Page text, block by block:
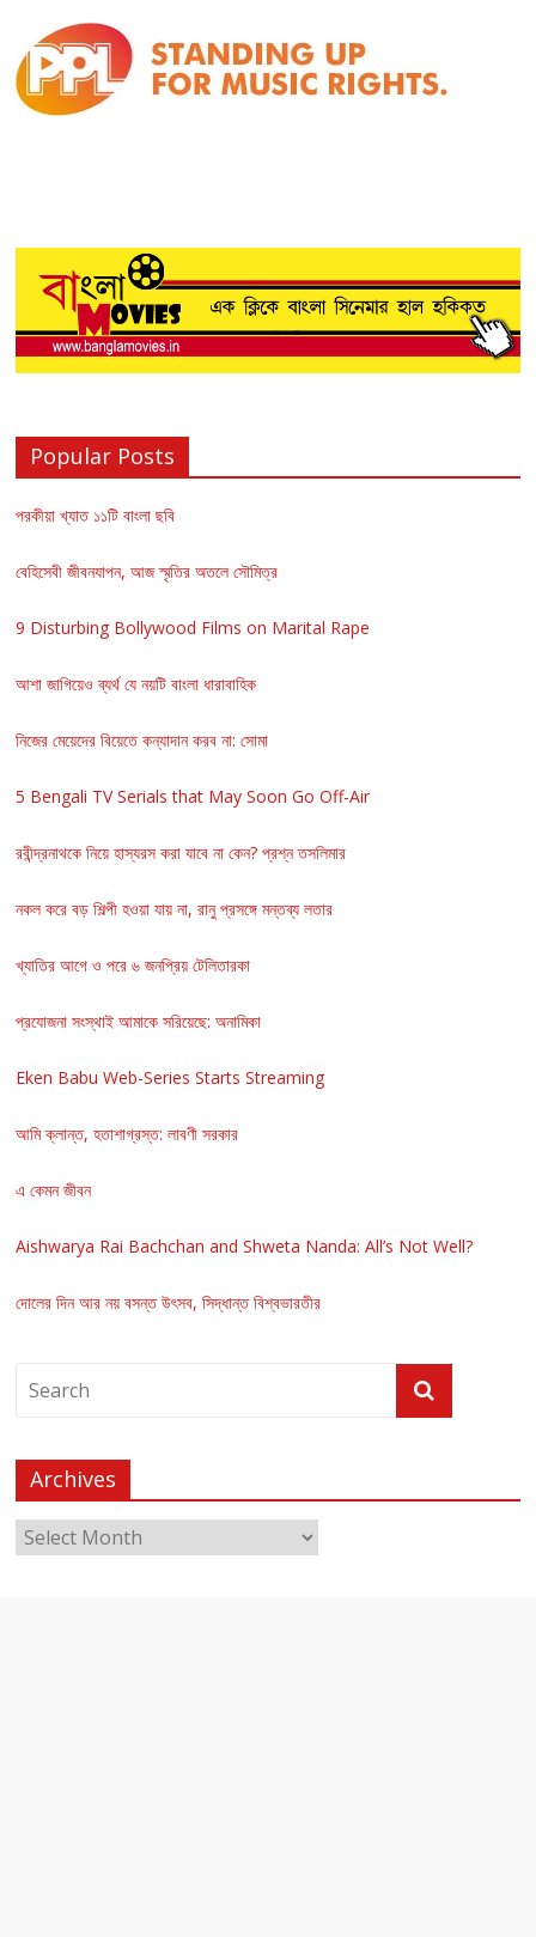
Popular Posts
পরকীয়া খ্যাত ১১টি বাংলা ছবি
বেহিসেবী জীবনযাপন, আজ স্মৃতির অতলে সৌমিত্র
9 Disturbing Bollywood Films on Marital Rape
আশা জাগিয়েও ব্যর্থ যে নয়টি বাংলা ধারাবাহিক
নিজের মেয়েদের বিয়েতে কন্যাদান করব না: সোমা
5 Bengali TV Serials that May Soon Go Off-Air
রবীন্দ্রনাথকে নিয়ে হাস্যরস করা যাবে না কেন? প্রশ্ন তসলিমার
নকল করে বড় শিল্পী হওয়া যায় না, রানু প্রসঙ্গে মন্তব্য লতার
খ্যাতির আগে ও পরে ৬ জনপ্রিয় টেলিতারকা
প্রযোজনা সংস্থাই আমাকে সরিয়েছে: অনামিকা
Eken Babu Web-Series Starts Streaming
আমি ক্লান্ত, হতাশাগ্রস্ত: লাবণী সরকার
এ কেমন জীবন
Aishwarya Rai Bachchan and Shweta Nanda: All’s Not Well?
দোলের দিন আর নয় বসন্ত উৎসব, সিদ্ধান্ত বিশ্বভারতীর
Archives